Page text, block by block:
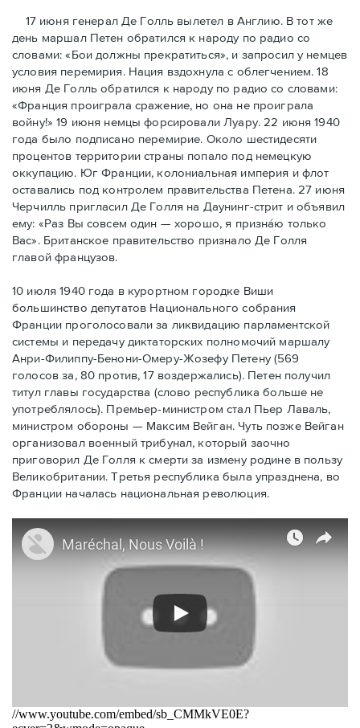
17 июня генерал Де Голль вылетел в Англию. В тот же
день маршал Петен обратился к народу по радио со
словами: «Бои должны прекратиться», и запросил у немцев
условия перемирия. Нация вздохнула с облегчением. 18
июня Де Голль обратился к народу по радио со словами:
«Франция проиграла сражение, но она не проиграла
войну!» 19 июня немцы форсировали Луару. 22 июня 1940
года было подписано перемирие. Около шестидесяти
процентов территории страны попало под немецкую
оккупацию. Юг Франции, колониальная империя и флот
оставались под контролем правительства Петена. 27 июня
Черчилль пригласил Де Голля на Даунинг-стрит и объявил
ему: «Раз Вы совсем один — хорошо, я признáю только
Вас». Британское правительство признало Де Голля
главой французов.
10 июля 1940 года в курортном городке Виши
большинство депутатов Национального собрания
Франции проголосовали за ликвидацию парламентской
системы и передачу диктаторских полномочий маршалу
Анри-Филиппу-Бенони-Омеру-Жозефу Петену (569
голосов за, 80 против, 17 воздержались). Петен получил
титул главы государства (слово республика больше не
употреблялось). Премьер-министром стал Пьер Лаваль,
министром обороны — Максим Вейган. Чуть позже Вейган
организовал военный трибунал, который заочно
приговорил Де Голля к смерти за измену родине в пользу
Великобритании. Третья республика была упразднена, во
Франции началась национальная революция.